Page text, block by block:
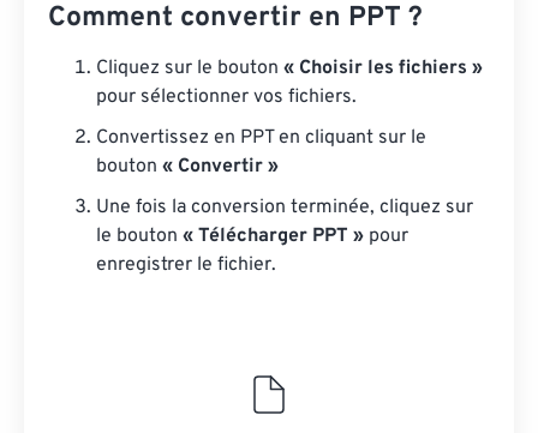
Comment convertir en PPT ?
Cliquez sur le bouton « Choisir les fichiers »
pour sélectionner vos fichiers.
Convertissez en PPT en cliquant sur le
bouton « Convertir »
Une fois la conversion terminée, cliquez sur
le bouton « Télécharger PPT » pour
enregistrer le fichier.